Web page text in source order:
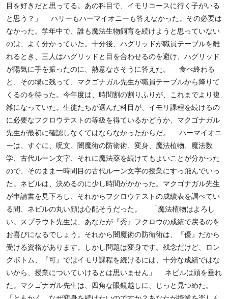
目を好きだと思ってる。あの科目で、イモリコースに行く子がいる
と思う？」 ハリーもハーマイオニーも答えなかった。その必要は
なかった。学年中で、誰も魔法生物飼育を続けようと思っていない
のは、よく分かっていた。十分後、ハグリッドが職員テーブルを離
れるとき、三人はハグリッドと目を合わせるのを避け、ハグリッド
が陽気に手を振ったのに、熱意なさそうに答えた。 食べ終わる
と、その場に残って、マクゴナガル先生が職員テーブルから降りて
くるのを待った。今年度は、時間割の割りふりが、これまでより複
雑になっていた。生徒たちが選んだ科目が、イモリ課程を続けるの
に必要なフクロウテストの等級を得ているかどうか、マクゴナガル
先生が最初に確認しなくてはならなかったからだ。 ハーマイオニ
ーは、すぐに、呪文、闇魔術の防衛術、変身、魔法植物、魔法数
学、古代ルーン文字、それに魔法薬を続けてもよいことが分かった
ので、そのまま一時間目の古代ルーン文字の授業にすっ飛んでいっ
た。ネビルは、決めるのに少し時間がかかった。マクゴナガル先生
が申請書を見下ろし、それからフクロウテストの成績表を調べてい
る間、ネビルの丸い顔は心配そうだった。 「魔法植物はよろし
い。スプラウト先生は、あなたが『秀』フクロウの成績で戻るのを
お喜びになるでしょう。それから闇魔術の防衛術は、『優』だから
受ける資格があります。しかし問題は変身です。残念だけど、ロン
グボトム、『可』ではイモリ課程を続けるには、十分な成績ではな
いから、授業についていけるとは思いません」 ネビルは頭を垂れ
た。マクゴナガル先生は、四角な眼鏡越しに、じっと見つめた。